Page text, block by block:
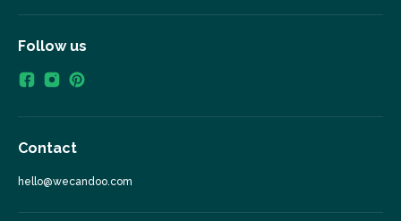
Follow us
Contact
hello@wecandoo.com